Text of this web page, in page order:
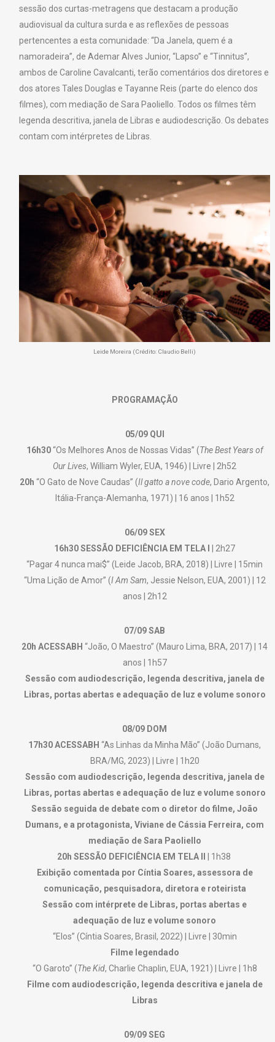
sessão dos curtas-metragens que destacam a produção
audiovisual da cultura surda e as reflexões de pessoas
pertencentes a esta comunidade: “Da Janela, quem é a
namoradeira”, de Ademar Alves Junior, “Lapso” e “Tinnitus”,
ambos de Caroline Cavalcanti, terão comentários dos diretores e
dos atores Tales Douglas e Tayanne Reis (parte do elenco dos
filmes), com mediação de Sara Paoliello. Todos os filmes têm
legenda descritiva, janela de Libras e audiodescrição. Os debates
contam com intérpretes de Libras.
Leide Moreira (Crédito: Claudio Belli)
PROGRAMAÇÃO
05/09 QUI
16h30“Os Melhores Anos de Nossas Vidas” (The Best Years of
Our Lives, William Wyler, EUA, 1946) | Livre | 2h52
20h “O Gato de Nove Caudas” (Il gatto a nove code, Dario Argento,
Itália-França-Alemanha, 1971) | 16 anos | 1h52
06/09 SEX
16h30 SESSÃO DEFICIÊNCIA EM TELA I
| 2h27
“Pagar 4 nunca mai$” (Leide Jacob, BRA, 2018) | Livre | 15min
“Uma Lição de Amor” (I Am Sam, Jessie Nelson, EUA, 2001) | 12
anos | 2h12
07/09 SAB
20h ACESSABH “João, O Maestro” (Mauro Lima, BRA, 2017) | 14
anos | 1h57
Sessão com audiodescrição, legenda descritiva, janela de
Libras, portas abertas e adequação de luz e volume sonoro
08/09 DOM
17h30 ACESSABH “As Linhas da Minha Mão” (João Dumans,
BRA/MG, 2023) | Livre | 1h20
Sessão com audiodescrição, legenda descritiva, janela de
Libras, portas abertas e adequação de luz e volume sonoro
Sessão seguida de debate com o diretor do filme, João
Dumans, e a protagonista, Viviane de Cássia Ferreira, com
mediação de Sara Paoliello
20h SESSÃO DEFICIÊNCIA EM TELA II
| 1h38
Exibição comentada por Cíntia Soares, assessora de
comunicação, pesquisadora, diretora e roteirista
Sessão com intérprete de Libras, portas abertas e
adequação de luz e volume sonoro
“Elos” (Cíntia Soares, Brasil, 2022) | Livre | 30min
Filme legendado
“O Garoto” (The Kid, Charlie Chaplin, EUA, 1921) | Livre | 1h8
Filme com audiodescrição, legenda descritiva e janela de
Libras
09/09 SEG